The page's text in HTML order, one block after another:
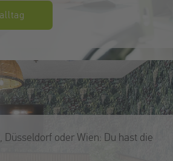
Düsseldorf oder Wien: Du hast die